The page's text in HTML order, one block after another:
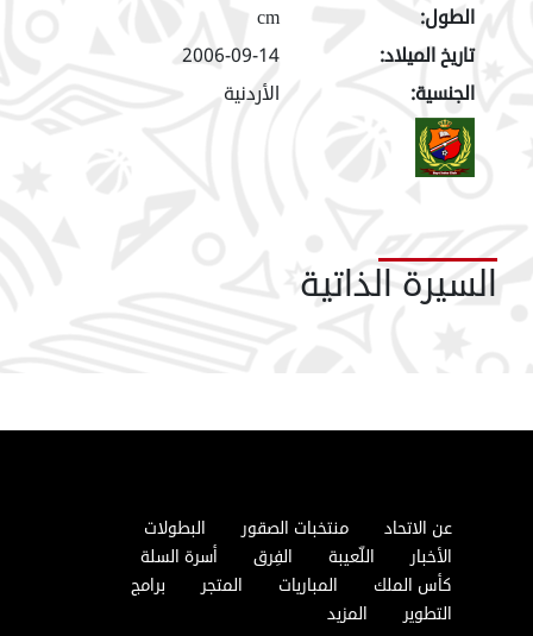
الطول:
cm
تاريخ الميلاد:
2006-09-14
الجنسية:
الأردنية
السيرة الذاتية
عن الاتحاد منتخبات الصقور
البطولات
الأخبار
اللّعيبة الفِرق
أسرة السلة
كأس الملك
المباريات المتجر
برامج
التطوير
المزيد